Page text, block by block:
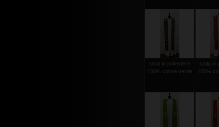
stola in poliestere
100% colore verde
stola in
100%